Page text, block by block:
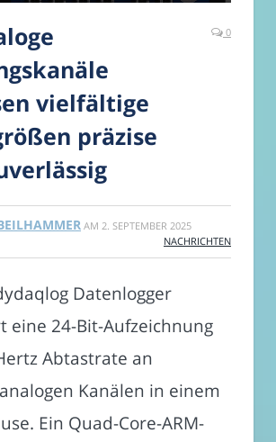
vielfältige
präzise
0
AM 2. SEPTEMBER 2025
NACHRICHTEN
Datenlogger
eine 24-Bit-Aufzeichnung
Abtastrate an
Kanälen in einem
Ein Quad-Core-ARM-